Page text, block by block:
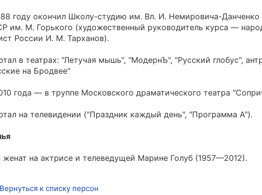
году окончил Школу-студию им. Вл. И. Немировича-
им. М. Горького (художественный руководитель курса —
России И. М. Тарханов).
в театрах: "Летучая мышь", "МодернЪ", "Русский глобус",
на Бродвее"
года — в труппе Московского драматического театра
на телевидении ("Праздник каждый день", "Программа А").
на актрисе и телеведущей Марине Голуб (1957—2012).
Вернуться к списку персон